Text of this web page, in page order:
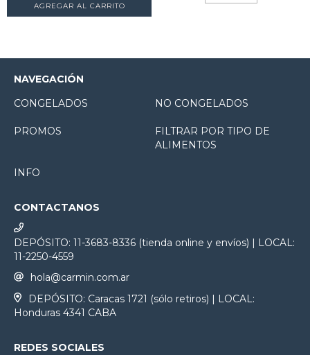
NAVEGACIÓN
CONGELADOS
NO CONGELADOS
PROMOS
FILTRAR POR TIPO DE
ALIMENTOS
INFO
CONTACTANOS
DEPÓSITO: 11-3683-8336 (tienda online y envíos) | LOCAL:
11-2250-4559
hola@carmin.com.ar
DEPÓSITO: Caracas 1721 (sólo retiros) | LOCAL:
Honduras 4341 CABA
REDES SOCIALES